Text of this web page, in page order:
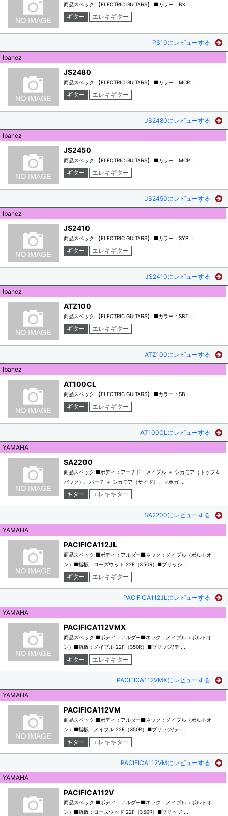
商品スペック:【ELECTRIC GUITARS】 ■カラー：BK ...
ギター エレキギター
PS10にレビューする
Ibanez
JS2480
商品スペック:【ELECTRIC GUITARS】 ■カラー：MCR ...
ギター エレキギター
JS2480にレビューする
Ibanez
JS2450
商品スペック:【ELECTRIC GUITARS】 ■カラー：MCP ...
ギター エレキギター
JS2450にレビューする
Ibanez
JS2410
商品スペック:【ELECTRIC GUITARS】 ■カラー：SYB ...
ギター エレキギター
JS2410にレビューする
Ibanez
ATZ100
商品スペック:【ELECTRIC GUITARS】 ■カラー：SBT ...
ギター エレキギター
ATZ100にレビューする
Ibanez
AT100CL
商品スペック:【ELECTRIC GUITARS】 ■カラー：SB ...
ギター エレキギター
AT100CLにレビューする
YAMAHA
SA2200
商品スペック:■ボディ：アーチド・メイプル ＋ シカモア（トップ＆
バック）、バーチ ＋ シカモア（サイド）、マホガ ...
ギター エレキギター
SA2200にレビューする
YAMAHA
PACIFICA112JL
商品スペック:■ボディ：アルダー■ネック：メイプル（ボルトオ
ン）■指板：ローズウッド 22F（350R）■ブリッジ ...
ギター エレキギター
PACIFICA112JLにレビューする
YAMAHA
PACIFICA112VMX
商品スペック:■ボディ：アルダー■ネック：メイプル（ボルトオ
ン）■指板：メイプル 22F（350R）■ブリッジ/テ ...
ギター エレキギター
PACIFICA112VMXにレビューする
YAMAHA
PACIFICA112VM
商品スペック:■ボディ：アルダー■ネック：メイプル（ボルトオ
ン）■指板：メイプル 22F（350R）■ブリッジ/テ ...
ギター エレキギター
PACIFICA112VMにレビューする
YAMAHA
PACIFICA112V
商品スペック:■ボディ：アルダー■ネック：メイプル（ボルトオ
ン）■指板：ローズウッド 22F（350R）■ブリッジ ...